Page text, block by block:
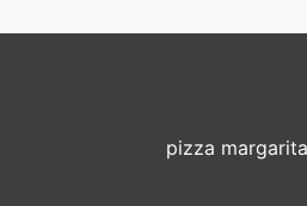
pizza